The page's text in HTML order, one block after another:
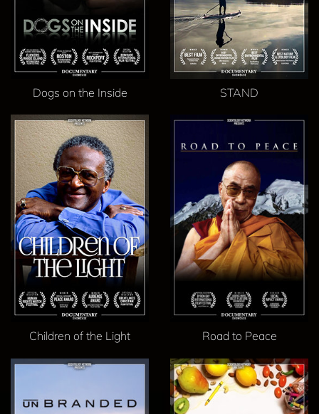
Dogs on the Inside STAND
Children of the Light Road to Peace